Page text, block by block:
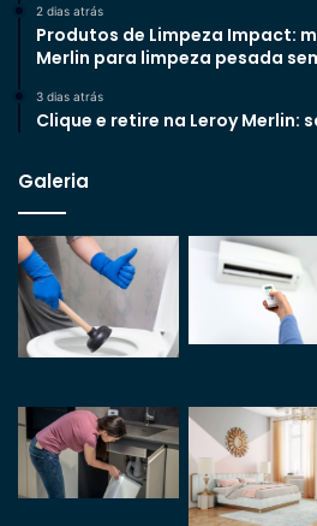
2 dias atrás
Produtos de Limpeza Impact:
Merlin para limpeza pesada
3 dias atrás
Clique e retire na Leroy Merlin:
Galeria